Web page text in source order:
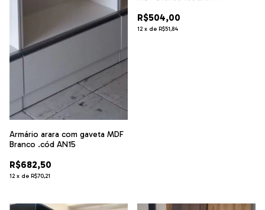
Armário arara com gaveta MDF
Branco .cód AN15
R$682,50
12 x de R$70,21
R$504,00
12 x de R$51,84